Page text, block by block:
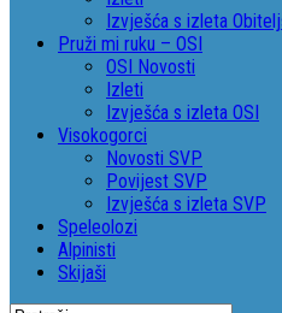
Izvješća s izleta
Pruži mi ruku – OSI
OSI Novosti
Izleti
Izvješća s izleta OSI
Visokogorci
Novosti SVP
Povijest SVP
Izvješća s izleta SVP
Speleolozi
Alpinisti
Skijaši